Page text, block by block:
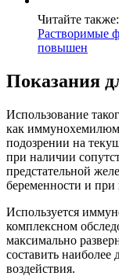
Читайте также:
Растворимые
повышен
Показания
Использование
как
подозрении на
при наличии
предстательной
беременности и при
Используется
комплексном
максимально
составить наиболее
воздействия.